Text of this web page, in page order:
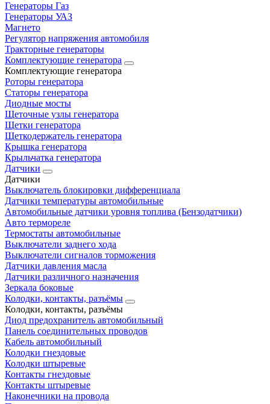
Генераторы Газ
Генераторы УАЗ
Магнето
Регулятор напряжения автомобиля
Тракторные генераторы
Комплектующие генератора
Комплектующие генератора
Роторы генератора
Статоры генератора
Диодные мосты
Щеточные узлы генератора
Щетки генератора
Щеткодержатель генератора
Крышка генератора
Крыльчатка генератора
Датчики
Датчики
Выключатель блокировки дифференциала
Датчики температуры автомобильные
Автомобильные датчики уровня топлива (Бензодатчики)
Авто термореле
Термостаты автомобильные
Выключатели заднего хода
Выключатели сигналов торможения
Датчики давления масла
Датчики различного назначения
Зеркала боковые
Колодки, контакты, разъёмы
Колодки, контакты, разъёмы
Диод предохранитель автомобильный
Панель соединительных проводов
Кабель автомобильный
Колодки гнездовые
Колодки штыревые
Контакты гнездовые
Контакты штыревые
Наконечники на провода